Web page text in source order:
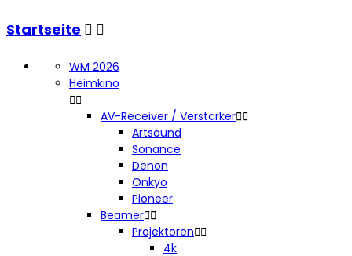
Startseite  
WM 2026
Heimkino

AV-Receiver / Verstärker
Artsound
Sonance
Denon
Onkyo
Pioneer
Beamer
Projektoren
4k